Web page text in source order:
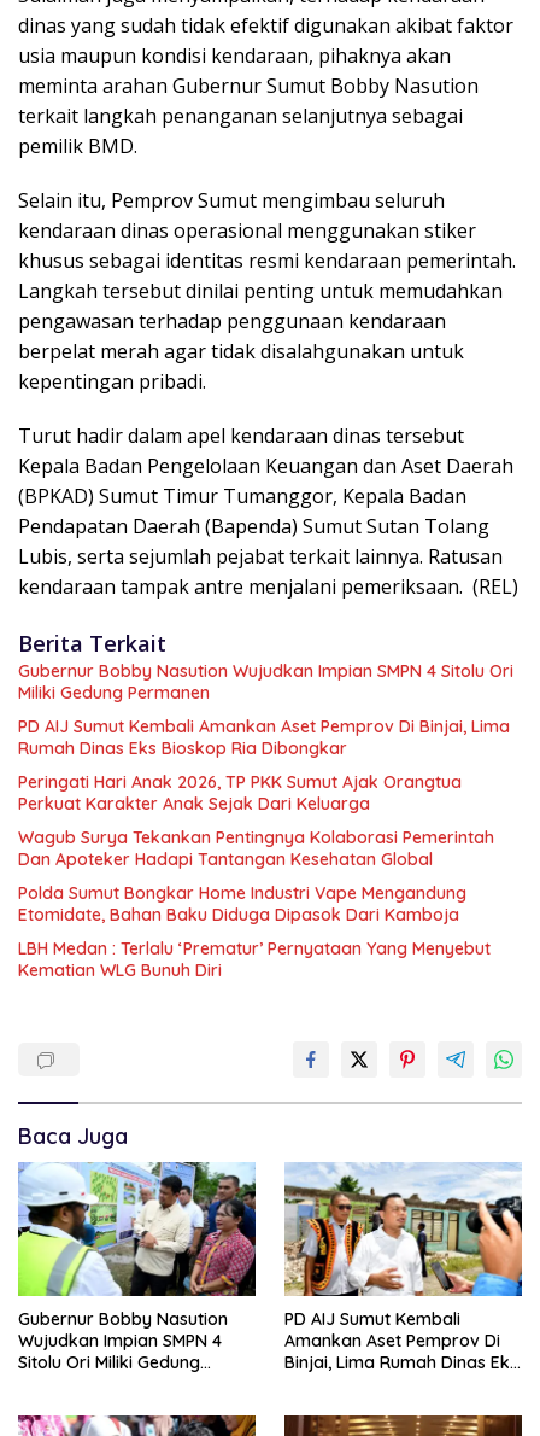
dinas yang sudah tidak efektif digunakan akibat faktor
usia maupun kondisi kendaraan, pihaknya akan
meminta arahan Gubernur Sumut Bobby Nasution
terkait langkah penanganan selanjutnya sebagai
pemilik BMD.
Selain itu, Pemprov Sumut mengimbau seluruh
kendaraan dinas operasional menggunakan stiker
khusus sebagai identitas resmi kendaraan pemerintah.
Langkah tersebut dinilai penting untuk memudahkan
pengawasan terhadap penggunaan kendaraan
berpelat merah agar tidak disalahgunakan untuk
kepentingan pribadi.
Turut hadir dalam apel kendaraan dinas tersebut
Kepala Badan Pengelolaan Keuangan dan Aset Daerah
(BPKAD) Sumut Timur Tumanggor, Kepala Badan
Pendapatan Daerah (Bapenda) Sumut Sutan Tolang
Lubis, serta sejumlah pejabat terkait lainnya. Ratusan
kendaraan tampak antre menjalani pemeriksaan. (REL)
Berita Terkait
Gubernur Bobby Nasution Wujudkan Impian SMPN 4 Sitolu Ori
Miliki Gedung Permanen
PD AIJ Sumut Kembali Amankan Aset Pemprov Di Binjai, Lima
Rumah Dinas Eks Bioskop Ria Dibongkar
Peringati Hari Anak 2026, TP PKK Sumut Ajak Orangtua
Perkuat Karakter Anak Sejak Dari Keluarga
Wagub Surya Tekankan Pentingnya Kolaborasi Pemerintah
Dan Apoteker Hadapi Tantangan Kesehatan Global
Polda Sumut Bongkar Home Industri Vape Mengandung
Etomidate, Bahan Baku Diduga Dipasok Dari Kamboja
LBH Medan : Terlalu ‘Prematur’ Pernyataan Yang Menyebut
Kematian WLG Bunuh Diri
Baca Juga
Gubernur Bobby Nasution
Wujudkan Impian SMPN 4
Sitolu Ori Miliki Gedung
PD AIJ Sumut Kembali
Amankan Aset Pemprov Di
Binjai, Lima Rumah Dinas Eks